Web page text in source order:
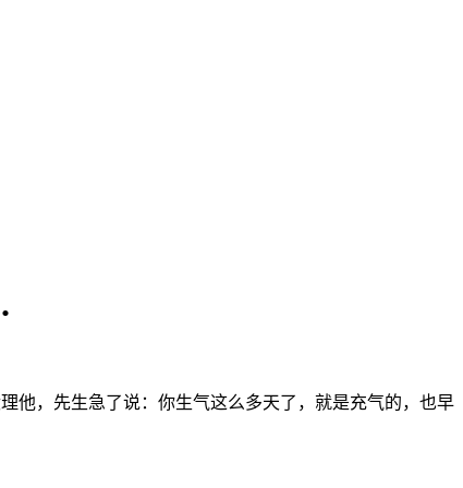
他，先生急了说：你生气这么多天了，就是充气的，也早